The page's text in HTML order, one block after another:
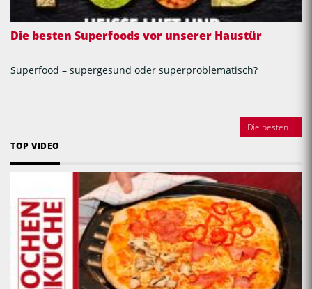
Die besten Superfoods vor unserer Haustür
Superfood – supergesund oder superproblematisch?
Die besten...
TOP VIDEO